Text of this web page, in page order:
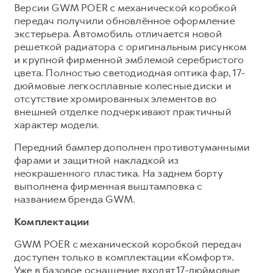
Версии GWM POER с механической коробкой
передач получили обновлённое оформление
экстерьера. Автомобиль отличается новой
решеткой радиатора с оригинальным рисунком
и крупной фирменной эмблемой серебристого
цвета. Полностью светодиодная оптика фар, 17-
дюймовые легкосплавные колесные диски и
отсутствие хромированных элементов во
внешней отделке подчеркивают практичный
характер модели.
Передний бампер дополнен противотуманными
фарами и защитной накладкой из
неокрашенного пластика. На заднем борту
выполнена фирменная выштамповка с
названием бренда GWM.
Комплектации
GWM POER с механической коробкой передач
доступен только в комплектации «Комфорт».
Уже в базовое оснащение входят 17-дюймовые